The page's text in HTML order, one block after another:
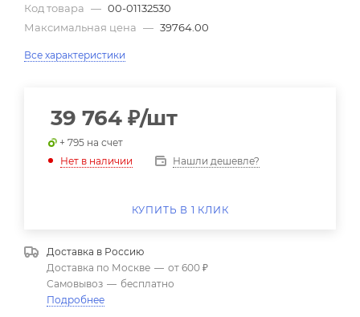
Код товара — 00-01132530
Максимальная цена — 39764.00
Все характеристики
39 764 ₽/шт
+ 795 на счет
Нет в наличии
Нашли дешевле?
КУПИТЬ В 1 КЛИК
Доставка в Россию
Доставка по Москве — от 600 ₽
Самовывоз — бесплатно
Подробнее